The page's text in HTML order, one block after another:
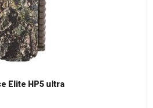
Elite HP5 ultra